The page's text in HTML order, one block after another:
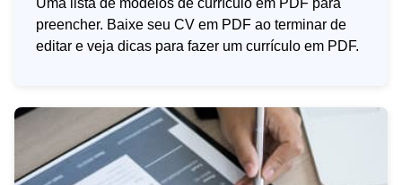
Uma lista de modelos de currículo em PDF para
preencher. Baixe seu CV em PDF ao terminar de
editar e veja dicas para fazer um currículo em PDF.